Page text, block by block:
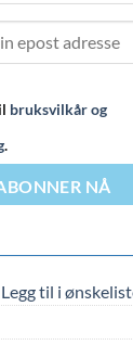
bruksvilkår og
.
NÅ
Legg til i